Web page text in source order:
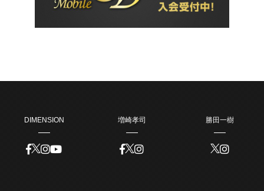
DIMENSION 増崎孝司 勝田一樹